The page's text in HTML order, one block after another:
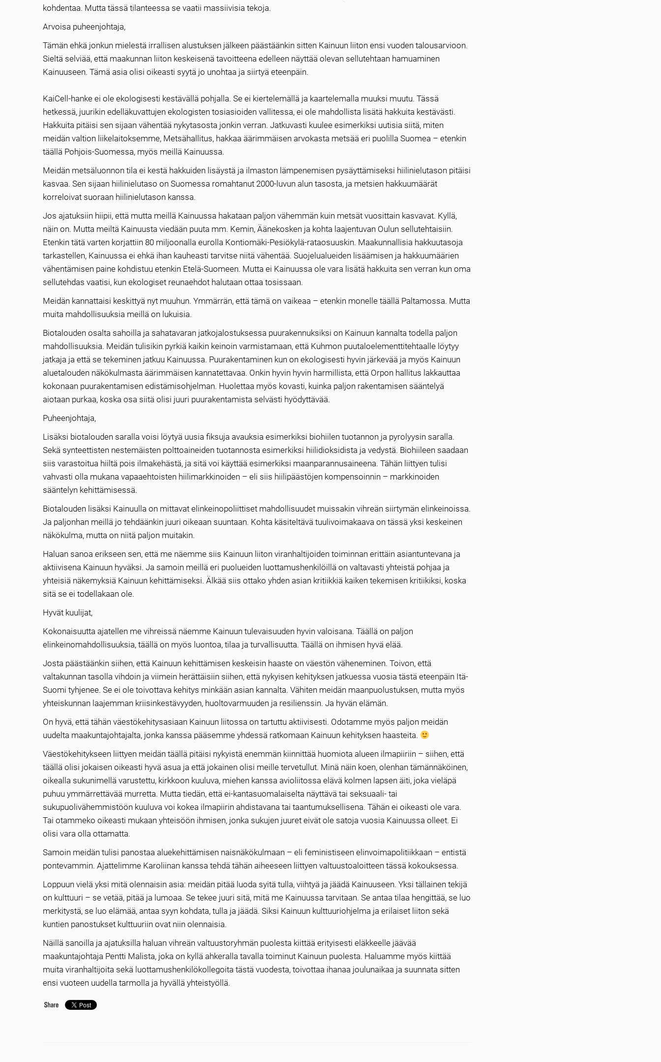
kohdentaa. Mutta tässä tilanteessa se vaatii massiivisia tekoja.
Arvoisa puheenjohtaja,
Tämän ehkä jonkun mielestä irrallisen alustuksen jälkeen päästäänkin sitten Kainuun liiton ensi vuoden talousarvioon.
Sieltä selviää, että maakunnan liiton keskeisenä tavoitteena edelleen näyttää olevan sellutehtaan hamuaminen
Kainuuseen. Tämä asia olisi oikeasti syytä jo unohtaa ja siirtyä eteenpäin.
KaiCell-hanke ei ole ekologisesti kestävällä pohjalla. Se ei kiertelemällä ja kaartelemalla muuksi muutu. Tässä
hetkessä, juurikin edelläkuvattujen ekologisten tosiasioiden vallitessa, ei ole mahdollista lisätä hakkuita kestävästi.
Hakkuita pitäisi sen sijaan vähentää nykytasosta jonkin verran. Jatkuvasti kuulee esimerkiksi uutisia siitä, miten
meidän valtion liikelaitoksemme, Metsähallitus, hakkaa äärimmäisen arvokasta metsää eri puolilla Suomea – etenkin
täällä Pohjois-Suomessa, myös meillä Kainuussa.
Meidän metsäluonnon tila ei kestä hakkuiden lisäystä ja ilmaston lämpenemisen pysäyttämiseksi hiilinielutason pitäisi
kasvaa. Sen sijaan hiilinielutaso on Suomessa romahtanut 2000-luvun alun tasosta, ja metsien hakkuumäärät
korreloivat suoraan hiilinielutason kanssa.
Jos ajatuksiin hiipii, että mutta meillä Kainuussa hakataan paljon vähemmän kuin metsät vuosittain kasvavat. Kyllä,
näin on. Mutta meiltä Kainuusta viedään puuta mm. Kemin, Äänekosken ja kohta laajentuvan Oulun sellutehtaisiin.
Etenkin tätä varten korjattiin 80 miljoonalla eurolla Kontiomäki-Pesiökylä-rataosuuskin. Maakunnallisia hakkuutasoja
tarkastellen, Kainuussa ei ehkä ihan kauheasti tarvitse niitä vähentää. Suojelualueiden lisäämisen ja hakkuumäärien
vähentämisen paine kohdistuu etenkin Etelä-Suomeen. Mutta ei Kainuussa ole vara lisätä hakkuita sen verran kun oma
sellutehdas vaatisi, kun ekologiset reunaehdot halutaan ottaa tosissaan.
Meidän kannattaisi keskittyä nyt muuhun. Ymmärrän, että tämä on vaikeaa – etenkin monelle täällä Paltamossa. Mutta
muita mahdollisuuksia meillä on lukuisia.
Biotalouden osalta sahoilla ja sahatavaran jatkojalostuksessa puurakennuksiksi on Kainuun kannalta todella paljon
mahdollisuuksia. Meidän tulisikin pyrkiä kaikin keinoin varmistamaan, että Kuhmon puutaloelementtitehtaalle löytyy
jatkaja ja että se tekeminen jatkuu Kainuussa. Puurakentaminen kun on ekologisesti hyvin järkevää ja myös Kainuun
aluetalouden näkökulmasta äärimmäisen kannatettavaa. Onkin hyvin hyvin harmillista, että Orpon hallitus lakkauttaa
kokonaan puurakentamisen edistämisohjelman. Huolettaa myös kovasti, kuinka paljon rakentamisen sääntelyä
aiotaan purkaa, koska osa siitä olisi juuri puurakentamista selvästi hyödyttävää.
Puheenjohtaja,
Lisäksi biotalouden saralla voisi löytyä uusia fiksuja avauksia esimerkiksi biohiilen tuotannon ja pyrolyysin saralla.
Sekä synteettisten nestemäisten polttoaineiden tuotannosta esimerkiksi hiilidioksidista ja vedystä. Biohiileen saadaan
siis varastoitua hiiltä pois ilmakehästä, ja sitä voi käyttää esimerkiksi maanparannusaineena. Tähän liittyen tulisi
vahvasti olla mukana vapaaehtoisten hiilimarkkinoiden – eli siis hiilipäästöjen kompensoinnin – markkinoiden
sääntelyn kehittämisessä.
Biotalouden lisäksi Kainuulla on mittavat elinkeinopoliittiset mahdollisuudet muissakin vihreän siirtymän elinkeinoissa.
Ja paljonhan meillä jo tehdäänkin juuri oikeaan suuntaan. Kohta käsiteltävä tuulivoimakaava on tässä yksi keskeinen
näkökulma, mutta on niitä paljon muitakin.
Haluan sanoa erikseen sen, että me näemme siis Kainuun liiton viranhaltijoiden toiminnan erittäin asiantuntevana ja
aktiivisena Kainuun hyväksi. Ja samoin meillä eri puolueiden luottamushenkilöillä on valtavasti yhteistä pohjaa ja
yhteisiä näkemyksiä Kainuun kehittämiseksi. Älkää siis ottako yhden asian kritiikkiä kaiken tekemisen kritiikiksi, koska
sitä se ei todellakaan ole.
Hyvät kuulijat,
Kokonaisuutta ajatellen me vihreissä näemme Kainuun tulevaisuuden hyvin valoisana. Täällä on paljon
elinkeinomahdollisuuksia, täällä on myös luontoa, tilaa ja turvallisuutta. Täällä on ihmisen hyvä elää.
Josta päästäänkin siihen, että Kainuun kehittämisen keskeisin haaste on väestön väheneminen. Toivon, että
valtakunnan tasolla vihdoin ja viimein herättäisiin siihen, että nykyisen kehityksen jatkuessa vuosia tästä eteenpäin Itä-
Suomi tyhjenee. Se ei ole toivottava kehitys minkään asian kannalta. Vähiten meidän maanpuolustuksen, mutta myös
yhteiskunnan laajemman kriisinkestävyyden, huoltovarmuuden ja resilienssin. Ja hyvän elämän.
On hyvä, että tähän väestökehitysasiaan Kainuun liitossa on tartuttu aktiivisesti. Odotamme myös paljon meidän
uudelta maakuntajohtajalta, jonka kanssa pääsemme yhdessä ratkomaan Kainuun kehityksen haasteita.
Väestökehitykseen liittyen meidän täällä pitäisi nykyistä enemmän kiinnittää huomiota alueen ilmapiiriin – siihen, että
täällä olisi jokaisen oikeasti hyvä asua ja että jokainen olisi meille tervetullut. Minä näin koen, olenhan tämännäköinen,
oikealla sukunimellä varustettu, kirkkoon kuuluva, miehen kanssa avioliitossa elävä kolmen lapsen äiti, joka vieläpä
puhuu ymmärrettävää murretta. Mutta tiedän, että ei-kantasuomalaiselta näyttävä tai seksuaali- tai
sukupuolivähemmistöön kuuluva voi kokea ilmapiirin ahdistavana tai taantumuksellisena. Tähän ei oikeasti ole vara.
Tai otammeko oikeasti mukaan yhteisöön ihmisen, jonka sukujen juuret eivät ole satoja vuosia Kainuussa olleet. Ei
olisi vara olla ottamatta.
Samoin meidän tulisi panostaa aluekehittämisen naisnäkökulmaan – eli feministiseen elinvoimapolitiikkaan – entistä
pontevammin. Ajattelimme Karoliinan kanssa tehdä tähän aiheeseen liittyen valtuustoaloitteen tässä kokouksessa.
Loppuun vielä yksi mitä olennaisin asia: meidän pitää luoda syitä tulla, viihtyä ja jäädä Kainuuseen. Yksi tällainen tekijä
on kulttuuri – se vetää, pitää ja lumoaa. Se tekee juuri sitä, mitä me Kainuussa tarvitaan. Se antaa tilaa hengittää, se luo
merkitystä, se luo elämää, antaa syyn kohdata, tulla ja jäädä. Siksi Kainuun kulttuuriohjelma ja erilaiset liiton sekä
kuntien panostukset kulttuuriin ovat niin olennaisia.
Näillä sanoilla ja ajatuksilla haluan vihreän valtuustoryhmän puolesta kiittää erityisesti eläkkeelle jäävää
maakuntajohtaja Pentti Malista, joka on kyllä ahkeralla tavalla toiminut Kainuun puolesta. Haluamme myös kiittää
muita viranhaltijoita sekä luottamushenkilökollegoita tästä vuodesta, toivottaa ihanaa joulunaikaa ja suunnata sitten
ensi vuoteen uudella tarmolla ja hyvällä yhteistyöllä.